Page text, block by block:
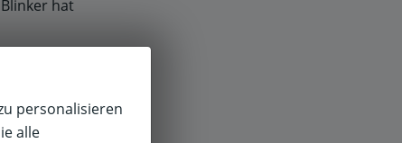
hat
siehe
Ihrerpersonalisieren
alle